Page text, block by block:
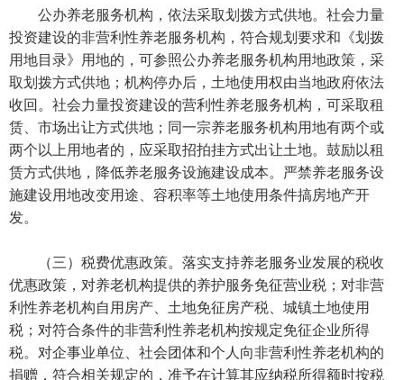
公办养老服务机构，依法采取划拨方式供地。社会力量
投资建设的非营利性养老服务机构，符合规划要求和《划拨
用地目录》用地的，可参照公办养老服务机构用地政策，采
取划拨方式供地；机构停办后，土地使用权由当地政府依法
收回。社会力量投资建设的营利性养老服务机构，可采取租
赁、市场出让方式供地；同一宗养老服务机构用地有两个或
两个以上用地者的，应采取招拍挂方式出让土地。鼓励以租
赁方式供地，降低养老服务设施建设成本。严禁养老服务设
施建设用地改变用途、容积率等土地使用条件搞房地产开
发。
（三）税费优惠政策。落实支持养老服务业发展的税收
优惠政策，对养老机构提供的养护服务免征营业税；对非营
利性养老机构自用房产、土地免征房产税、城镇土地使用
税；对符合条件的非营利性养老机构按规定免征企业所得
税。对企事业单位、社会团体和个人向非营利性养老机构的
捐赠，符合相关规定的，准予在计算其应纳税所得额时按税